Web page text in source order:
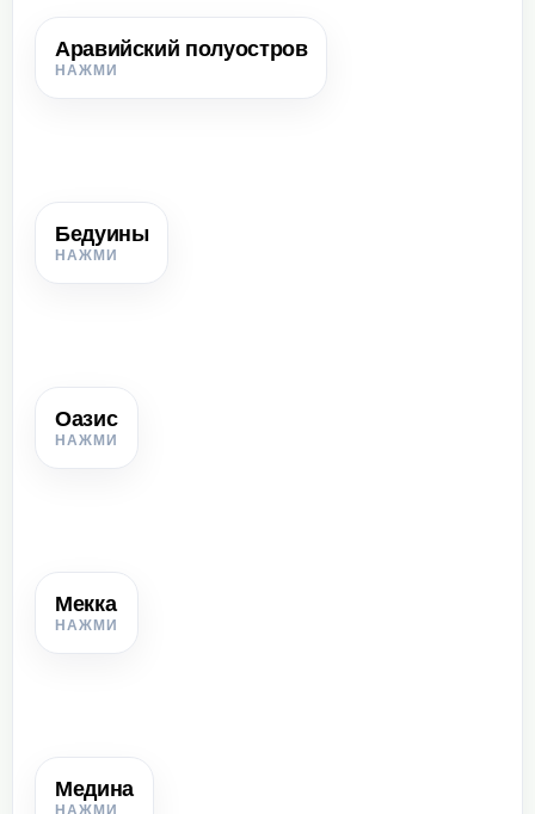
Аравийский полуостровАравийский полуостров
Территория, где издавна жили арабы и где возник ислам.
Бедуины
Оазис
Место в пустыне или степи, где есть вода и возможно
Мекка
Крупное торговое поселение на Аравийском полуострове;
Медина
Город, куда в 622 г. переселились Мухаммед и его